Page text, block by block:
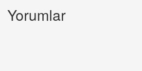
Yorumlar